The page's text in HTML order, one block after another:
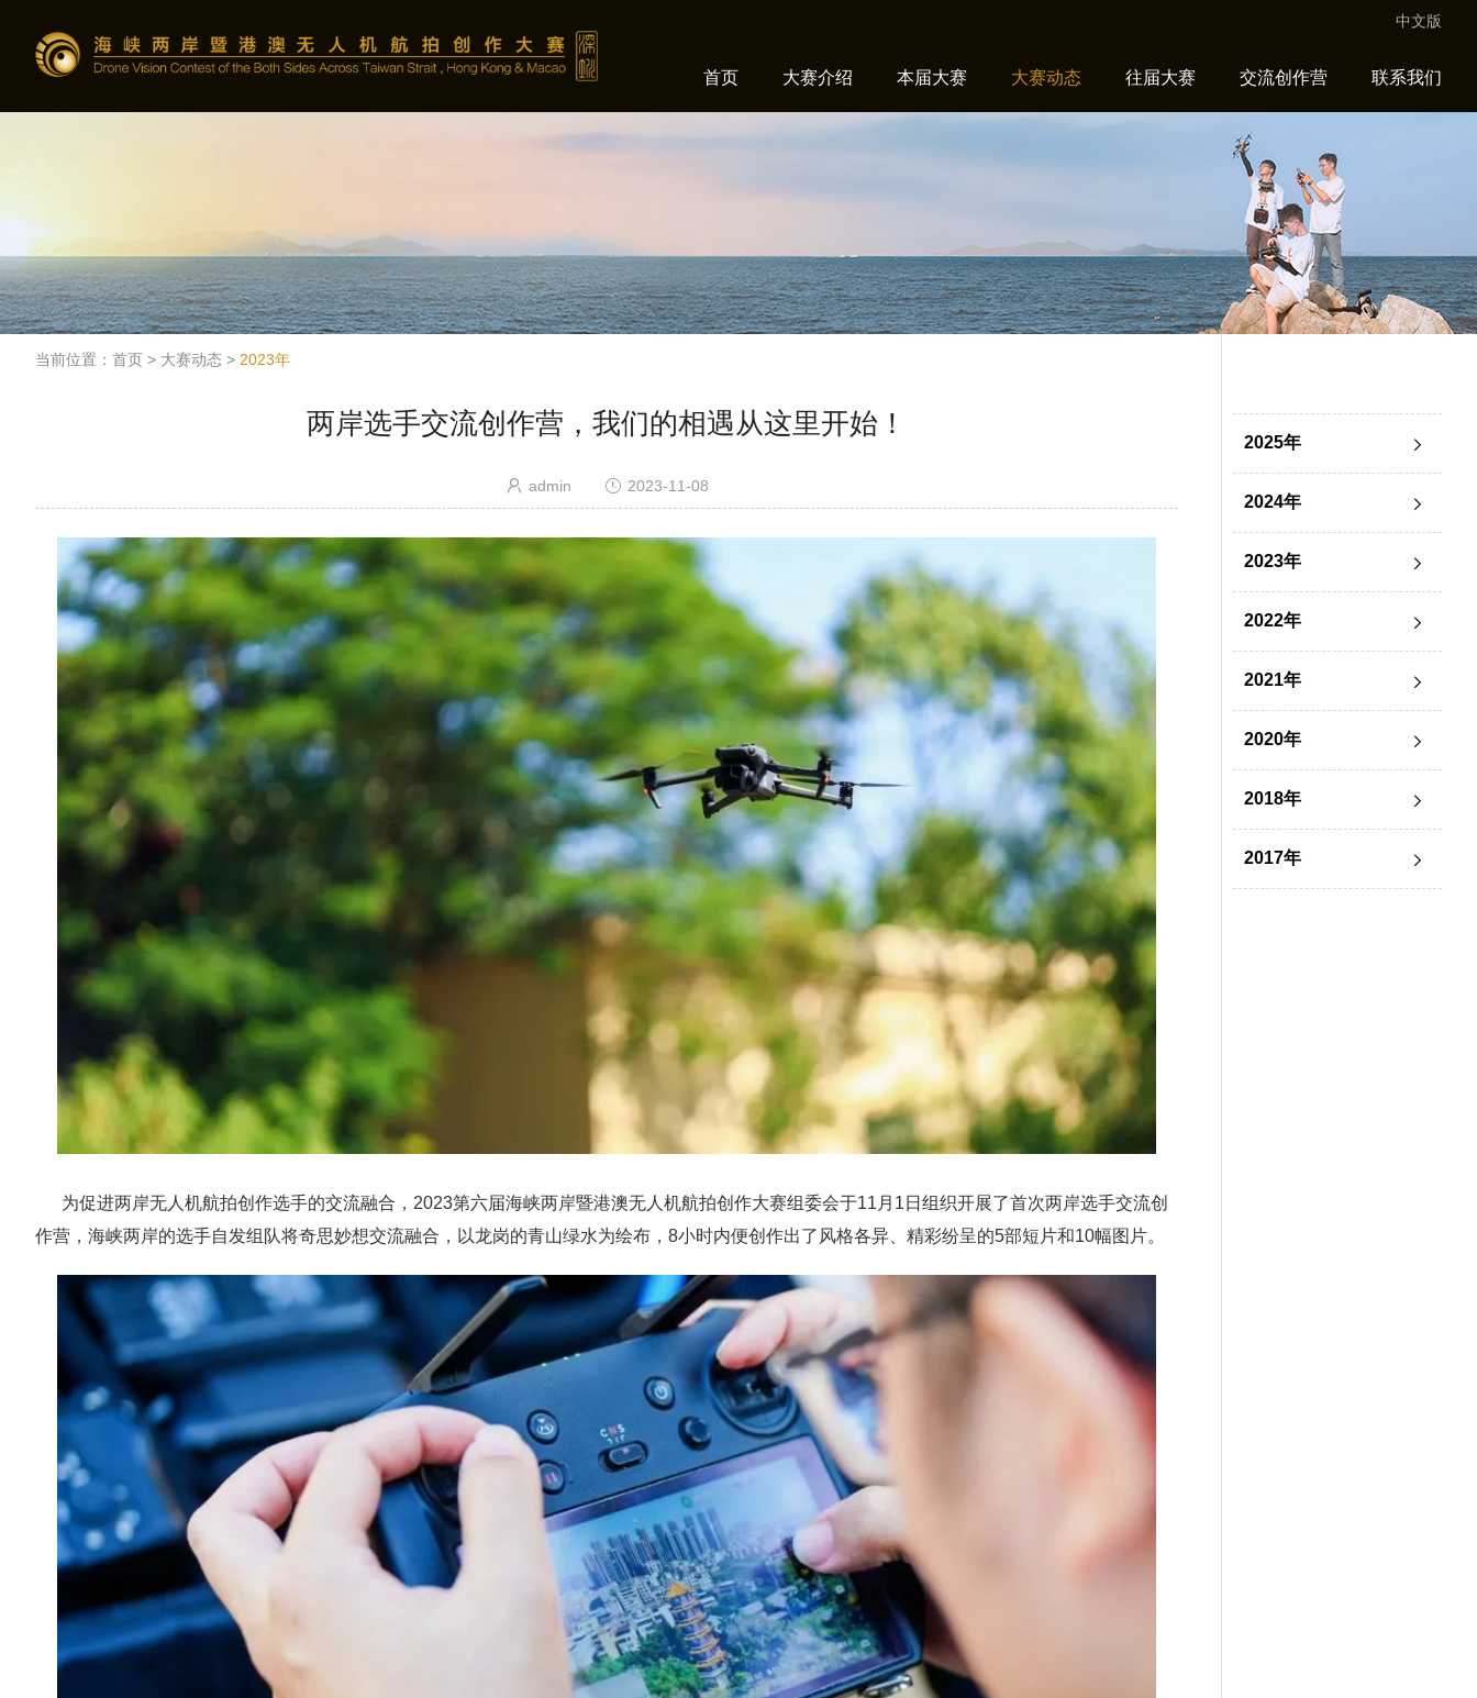
首页 大赛介绍 本届大赛 大赛动态 往届大赛 交流创作营 联系我们
中文版
当前位置： 首页 > 大赛动态 > 2023年
两岸选手交流创作营，我们的相遇从这里开始！
admin 2023-11-08
为促进两岸无人机航拍创作选手的交流融合，2023第六届海峡两岸暨港澳无人机航拍创作大赛组委会于11月1日组织开展了首次两岸选手交流创
作营，海峡两岸的选手自发组队将奇思妙想交流融合，以龙岗的青山绿水为绘布，8小时内便创作出了风格各异、精彩纷呈的5部短片和10幅图片。
2025年
2024年
2023年
2022年
2021年
2020年
2018年
2017年